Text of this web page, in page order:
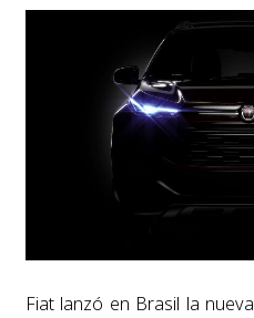
Fiat lanzó en Brasil la nueva